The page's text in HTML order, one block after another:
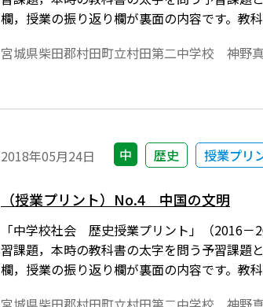
欄，授業の振り返り欄が裏面の内容です。教
宮城県柴田郡村田町立村田第二中学校 神野
2018年05月24日 中 歴史 授業プリ
（授業プリント）No.4 中国の文明
「中学校社会 歴史授業プリント」（2016－
習課題，本時の教科書の太字を問う予習課題
欄，授業の振り返り欄が裏面の内容です。教